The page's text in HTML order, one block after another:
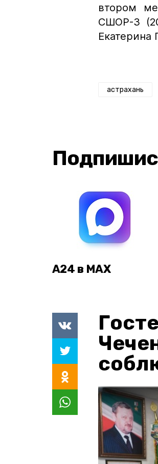
втором
СШОР-3
Екатерина
астрахань
А24 в MAX